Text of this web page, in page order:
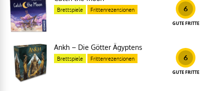
6
GUTE FRITTE
Brettspiele Frittenrezensionen
6
GUTE FRITTE
Ankh – Die Götter Ägyptens
Brettspiele Frittenrezensionen